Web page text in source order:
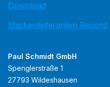
Download
Markenlieferanten Record
Paul Schmidt GmbH
Spenglerstraße 1
27793 Wildeshausen